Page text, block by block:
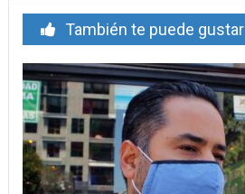
entradaTambién te puede gustar